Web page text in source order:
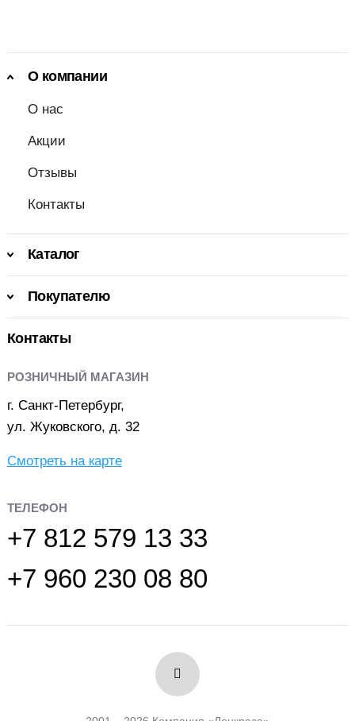
О компании
О нас
Акции
Отзывы
Контакты
Каталог
Покупателю
Контакты
РОЗНИЧНЫЙ МАГАЗИН
г. Санкт-Петербург,
ул. Жуковского, д. 32
Смотреть на карте
ТЕЛЕФОН
+7 812 579 13 33
+7 960 230 08 80